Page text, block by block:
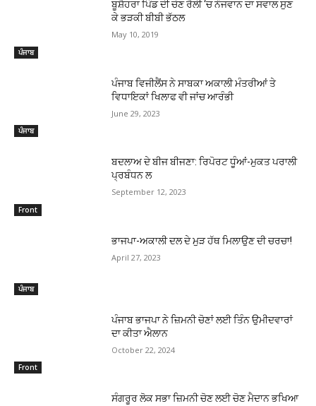
ਪੰਜਾਬ
ਬੂਸ਼ੈਹਰਾ ਪਿੰਡ ਦੀ ਚੋਣ ਰੈਲੀ ‘ਚ ਨੌਜਵਾਨ ਦਾ ਸਵਾਲ ਸੁਣ
ਕੇ ਭੜਕੀ ਬੀਬੀ ਭੱਠਲ
May 10, 2019
ਪੰਜਾਬ
ਪੰਜਾਬ ਵਿਜੀਲੈਂਸ ਨੇ ਸਾਬਕਾ ਅਕਾਲੀ ਮੰਤਰੀਆਂ ਤੇ
ਵਿਧਾਇਕਾਂ ਖਿਲਾਫ ਵੀ ਜਾਂਚ ਆਰੰਭੀ
June 29, 2023
Front
ਬਦਲਾਅ ਦੇ ਬੀਜ ਬੀਜਣਾ: ਰਿਪੋਰਟ ਧੂੰਆਂ-ਮੁਕਤ ਪਰਾਲੀ
ਪ੍ਰਬੰਧਨ ਲ
September 12, 2023
ਪੰਜਾਬ
ਭਾਜਪਾ-ਅਕਾਲੀ ਦਲ ਦੇ ਮੁੜ ਹੱਥ ਮਿਲਾਉਣ ਦੀ ਚਰਚਾ!
April 27, 2023
Front
ਪੰਜਾਬ ਭਾਜਪਾ ਨੇ ਜ਼ਿਮਨੀ ਚੋਣਾਂ ਲਈ ਤਿੰਨ ਉਮੀਦਵਾਰਾਂ
ਦਾ ਕੀਤਾ ਐਲਾਨ
October 22, 2024
ਸੰਗਰੂਰ ਲੋਕ ਸਭਾ ਜ਼ਿਮਨੀ ਚੋਣ ਲਈ ਚੋਣ ਮੈਦਾਨ ਭਖਿਆ